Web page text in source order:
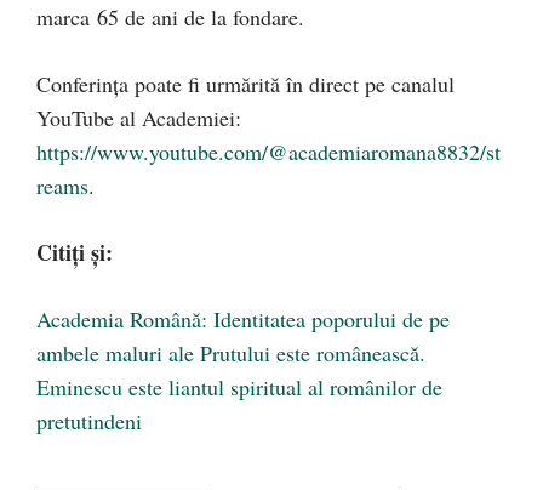
marca 65 de ani de la fondare.
Conferința poate fi urmărită în direct pe canalul
YouTube al Academiei:
https://www.youtube.com/@academiaromana8832/st
reams.
Citiți și:
Academia Română: Identitatea poporului de pe
ambele maluri ale Prutului este românească.
Eminescu este liantul spiritual al românilor de
pretutindeni